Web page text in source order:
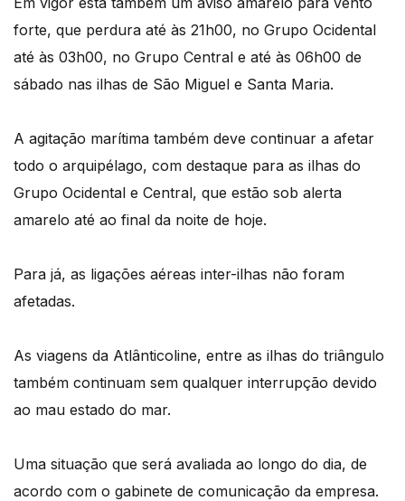
forte, que perdura até às 21h00, no Grupo Ocidental
até às 03h00, no Grupo Central e até às 06h00 de
sábado nas ilhas de São Miguel e Santa Maria.
A agitação marítima também deve continuar a afetar
todo o arquipélago, com destaque para as ilhas do
Grupo Ocidental e Central, que estão sob alerta
amarelo até ao final da noite de hoje.
Para já, as ligações aéreas inter-ilhas não foram
afetadas.
As viagens da Atlânticoline, entre as ilhas do triângulo
também continuam sem qualquer interrupção devido
ao mau estado do mar.
Uma situação que será avaliada ao longo do dia, de
acordo com o gabinete de comunicação da empresa.